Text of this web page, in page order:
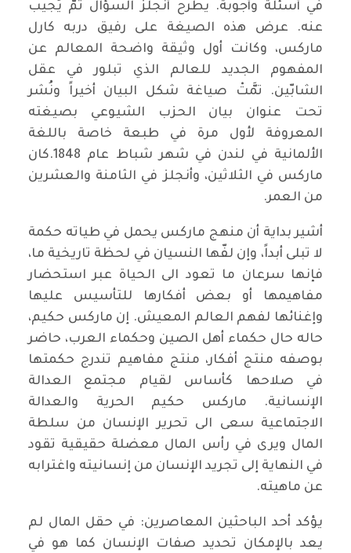
في أسئلة وأجوبة. يطرح أنجلز السؤال ثمَّ يُجيب
عنه. عرض هذه الصيغة على رفيق دربه كارل
ماركس، وكانت أول وثيقة واضحة المعالم عن
المفهوم الجديد للعالم الذي تبلور في عقل
الشابّين. تمَّتْ صياغة شكل البيان أخيراً ونُشر
تحت عنوان بيان الحزب الشيوعي بصيغته
المعروفة لأول مرة في طبعة خاصة باللغة
الألمانية في لندن في شهر شباط عام 1848.كان
ماركس في الثلاثين، وأنجلز في الثامنة والعشرين
من العمر.
أشير بداية أن منهج ماركس يحمل في طياته حكمة
لا تبلى أبداً، وإن لفّها النسيان في لحظة تاريخية ما،
فإنها سرعان ما تعود الى الحياة عبر استحضار
مفاهيمها أو بعض أفكارها للتأسيس عليها
وإغنائها لفهم العالم المعيش. إن ماركس حكيم،
حاله حال حكماء أهل الصين وحكماء العرب، حاضر
بوصفه منتج أفكار، منتج مفاهيم تندرج حكمتها
في صلاحها كأساس لقيام مجتمع العدالة
الإنسانية. ماركس حكيم الحرية والعدالة
الاجتماعية سعى الى تحرير الإنسان من سلطة
المال ويرى في رأس المال معضلة حقيقية تقود
في النهاية إلى تجريد الإنسان من إنسانيته واغترابه
عن ماهيته.
يؤكد أحد الباحثين المعاصرين: في حقل المال لم
يعد بالإمكان تحديد صفات الإنسان كما هو في